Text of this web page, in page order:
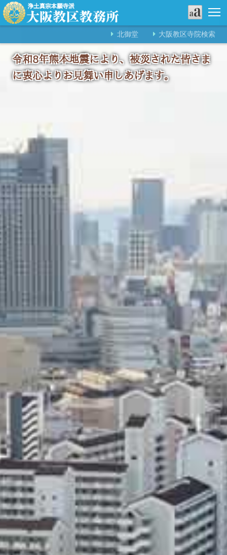
北御堂 大阪教区寺院検索
令和8年熊本地震により、被災された皆さま
に衷心よりお見舞い申しあげます。